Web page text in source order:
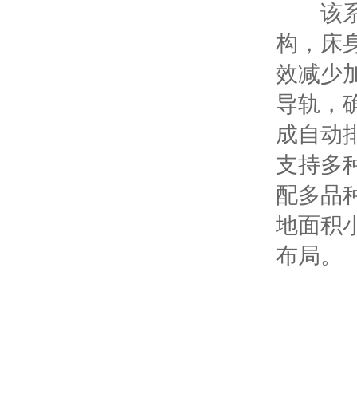
该系
构，床
效减少
导轨，
成自动
支持多
配多品
地面积
布局。